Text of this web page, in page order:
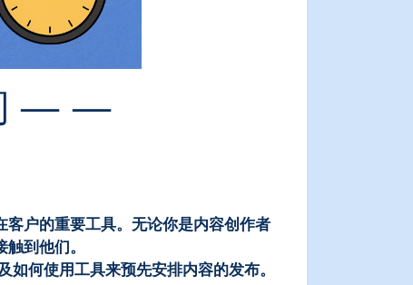
— —
户的重要工具。无论你是内容创作者
到他们。
何使用工具来预先安排内容的发布。